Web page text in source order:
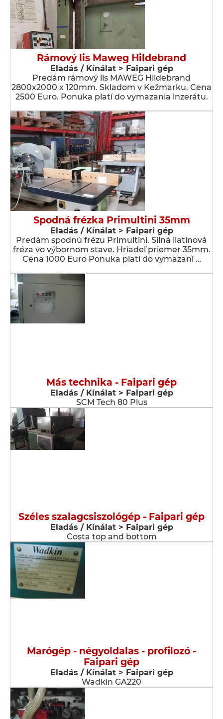
Rámový lis Maweg Hildebrand
Eladás / Kínálat > Faipari gép
Predám rámový lis MAWEG Hildebrand
2800x2000 x 120mm. Skladom v Kežmarku. Cena
2500 Euro. Ponuka platí do vymazania inzerátu.
Spodná frézka Primultini 35mm
Eladás / Kínálat > Faipari gép
Predám spodnú frézu Primultini. Silná liatinová
fréza vo výbornom stave. Hriadeľ priemer 35mm.
Cena 1000 Euro Ponuka platí do vymazani …
Más technika - Faipari gép
Eladás / Kínálat > Faipari gép
SCM Tech 80 Plus
Széles szalagcsiszológép - Faipari gép
Eladás / Kínálat > Faipari gép
Costa top and bottom
Marógép - négyoldalas - profilozó -
Faipari gép
Eladás / Kínálat > Faipari gép
Wadkin GA220